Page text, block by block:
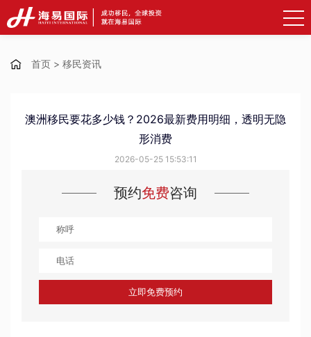
首页 > 移民资讯
澳洲移民要花多少钱？2026最新费用明细，透明无隐
形消费
2026-05-25 15:53:11
预约免费咨询
立即免费预约